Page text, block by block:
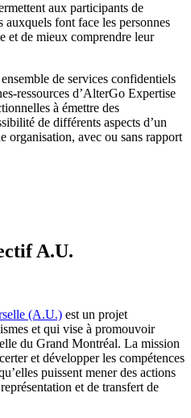
aux participants de
auxquels font face les personnes
et de mieux comprendre leur
de services confidentiels
ressources d’AlterGo Expertise
à émettre des
de différents aspects d’un
organisation, avec ou sans rapport
A.U.
(A.U.) est un projet
et qui vise à promouvoir
du Grand Montréal. La mission
et développer les compétences
puissent mener des actions
et de transfert de